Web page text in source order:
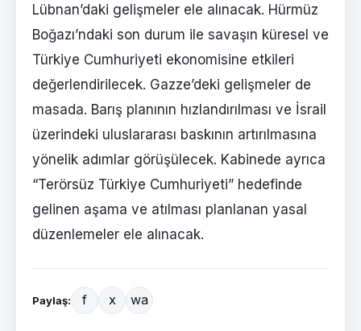
Lübnan’daki gelişmeler ele alınacak. Hürmüz
Boğazı’ndaki son durum ile savaşın küresel ve
Türkiye Cumhuriyeti ekonomisine etkileri
değerlendirilecek. Gazze’deki gelişmeler de
masada. Barış planının hızlandırılması ve İsrail
üzerindeki uluslararası baskının artırılmasına
yönelik adımlar görüşülecek. Kabinede ayrıca
“Terörsüz Türkiye Cumhuriyeti” hedefinde
gelinen aşama ve atılması planlanan yasal
düzenlemeler ele alınacak.
Paylaş: f x wa